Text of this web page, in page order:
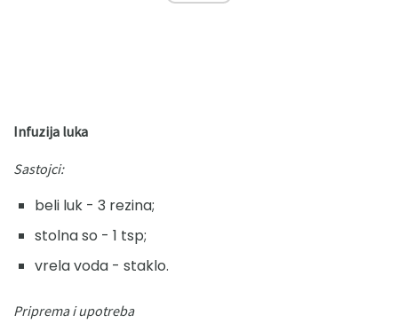
Infuzija luka
Sastojci:
beli luk - 3 rezina;
stolna so - 1 tsp;
vrela voda - staklo.
Priprema i upotreba